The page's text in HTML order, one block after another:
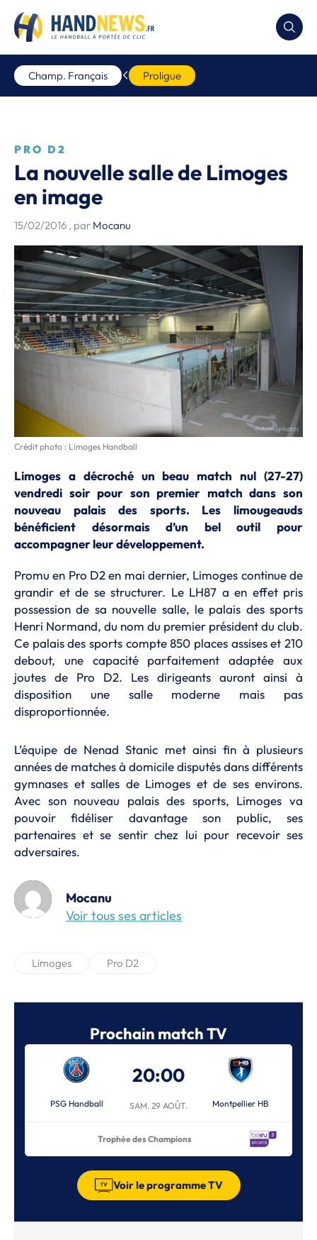
Champ. Français Proligue
PRO D2
La nouvelle salle de Limoges
en image
15/02/2016 , par Mocanu
Crédit photo : Limoges Handball
Limoges a décroché un beau match nul (27-27)
vendredi soir pour son premier match dans son
nouveau palais des sports. Les limougeauds
bénéficient désormais d’un bel outil pour
accompagner leur développement.
Promu en Pro D2 en mai dernier, Limoges continue de
grandir et de se structurer. Le LH87 a en effet pris
possession de sa nouvelle salle, le palais des sports
Henri Normand, du nom du premier président du club.
Ce palais des sports compte 850 places assises et 210
debout, une capacité parfaitement adaptée aux
joutes de Pro D2. Les dirigeants auront ainsi à
disposition une salle moderne mais pas
disproportionnée.
L’équipe de Nenad Stanic met ainsi fin à plusieurs
années de matches à domicile disputés dans différents
gymnases et salles de Limoges et de ses environs.
Avec son nouveau palais des sports, Limoges va
pouvoir fidéliser davantage son public, ses
partenaires et se sentir chez lui pour recevoir ses
adversaires.
Mocanu
Voir tous ses articles
Limoges Pro D2
Prochain match TV
PSG Handball
20:00
SAM. 29 AOÛT. Montpellier HB
Trophée des Champions
Voir le programme TV